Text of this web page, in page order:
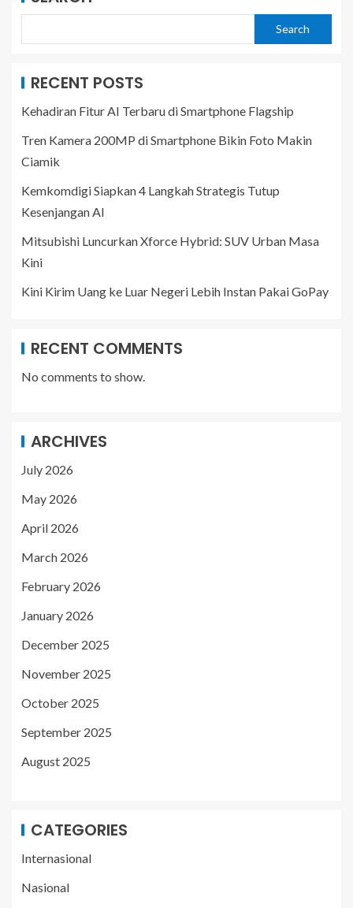
Search
RECENT POSTS
Kehadiran Fitur AI Terbaru di Smartphone Flagship
Tren Kamera 200MP di Smartphone Bikin Foto Makin
Ciamik
Kemkomdigi Siapkan 4 Langkah Strategis Tutup
Kesenjangan AI
Mitsubishi Luncurkan Xforce Hybrid: SUV Urban Masa
Kini
Kini Kirim Uang ke Luar Negeri Lebih Instan Pakai GoPay
RECENT COMMENTS
No comments to show.
ARCHIVES
July 2026
May 2026
April 2026
March 2026
February 2026
January 2026
December 2025
November 2025
October 2025
September 2025
August 2025
CATEGORIES
Internasional
Nasional